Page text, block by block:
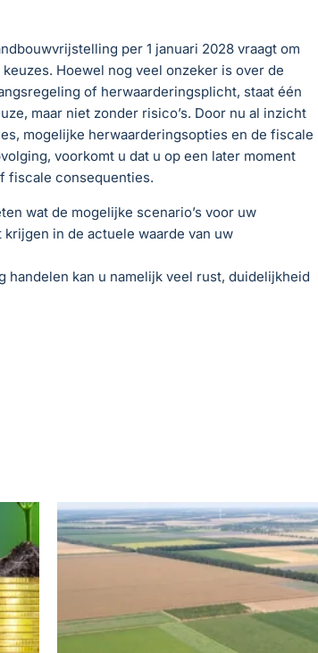
per 1 januari 2028 vraagt om
Hoewel nog veel onzeker is over de
of herwaarderingsplicht, staat één
maar niet zonder risico’s. Door nu al inzicht
mogelijke herwaarderingsopties en de fiscale
voorkomt u dat u op een later moment
fiscale consequenties.
wat de mogelijke scenario’s voor uw
in de actuele waarde van uw
handelen kan u namelijk veel rust, duidelijkheid